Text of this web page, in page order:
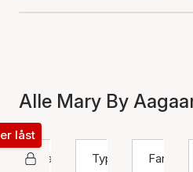
Alle Mary By
Mary By Aagaard
låst
Type
Farve